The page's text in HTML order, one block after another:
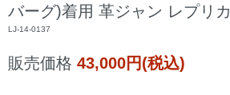
バーグ)着用 革ジャン レプリカ
LJ-14-0137
販売価格 43,000円(税込)